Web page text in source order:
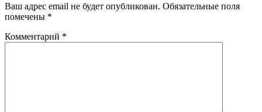
Ваш адрес email не будет опубликован. Обязательные поля
помечены *
Комментарий *